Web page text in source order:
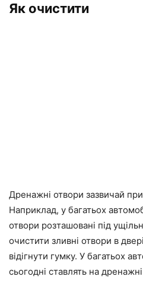
Як очистити
Дренажні отвори зазвичай
Наприклад, у багатьох
отвори розташовані під
очистити зливні отвори в
відігнути гумку. У багатьох
сьогодні ставлять на